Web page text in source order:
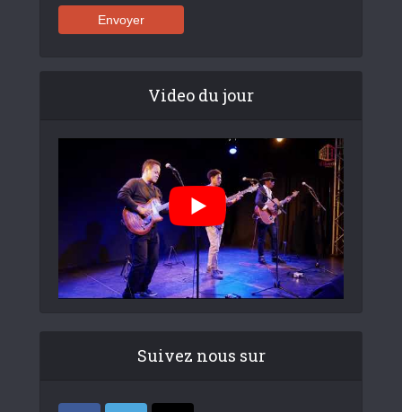
Video du jour
Suivez nous sur